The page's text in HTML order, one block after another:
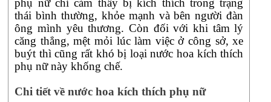
thái bình thường, khỏe mạnh và bên người đàn
ông mình yêu thương. Còn đối với khi tâm lý
căng thẳng, mệt mỏi lúc làm việc ở công sở, xe
buýt thì cũng rất khó bị loại nước hoa kích thích
phụ nữ này khống chế.
Chi tiết về nước hoa kích thích phụ nữ